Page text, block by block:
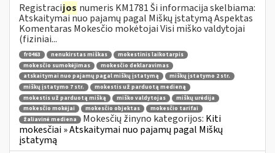
Registracijos numeris KM1781 Ši informacija skelbiama:
Atskaitymai nuo pajamų pagal Miškų įstatymą Aspektas
Komentaras Mokesčio mokėtojai Visi miško valdytojai
(fiziniai...
fr0463 nenukirstas miškas
mokestinis laikotarpis
mokesčio sumokėjimas
mokesčio deklaravimas
atskaitymai nuo pajamų pagal miškų įstatymą
miškų įstatymo 2 str.
miškų įstatymo 7 str.
mokestis už parduotą medieną
mokestis už parduotą mišką
miško valdytojas
miškų urėdija
mokesčio mokėjai
mokesčio objektas
mokesčio tarifai
žaliavinė mediena
Mokesčių žinyno kategorijos: Kiti
mokesčiai » Atskaitymai nuo pajamų pagal Miškų
įstatymą